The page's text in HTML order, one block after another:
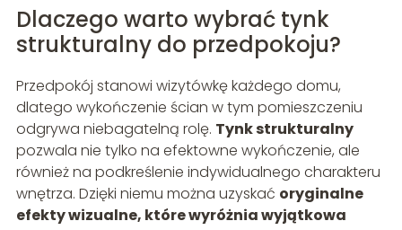
Dlaczego warto wybrać tynk
strukturalny do przedpokoju?
Przedpokój stanowi wizytówkę każdego domu,
dlatego wykończenie ścian w tym pomieszczeniu
odgrywa niebagatelną rolę. Tynk strukturalny
pozwala nie tylko na efektowne wykończenie, ale
również na podkreślenie indywidualnego charakteru
wnętrza. Dzięki niemu można uzyskać oryginalne
efekty wizualne, które wyróżnia wyjątkowa